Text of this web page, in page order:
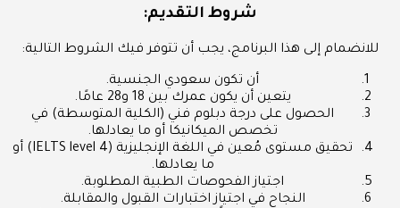
شروط التقديم:
للانضمام إلى هذا البرنامج، يجب أن تتوفر فيك الشروط التالية:
أن تكون سعودي الجنسية.
يتعين أن يكون عمرك بين 18 و28 عامًا.
الحصول على درجة دبلوم فني (الكلية المتوسطة) في
تخصص الميكانيكا أو ما يعادلها.
تحقيق مستوى مُعين في اللغة الإنجليزية (IELTS level 4) أو
ما يعادلها.
اجتياز الفحوصات الطبية المطلوبة.
النجاح في اجتياز اختبارات القبول والمقابلة.